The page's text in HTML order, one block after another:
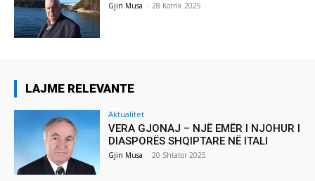
Gjin Musa - 28 Korrik 2025
LAJME RELEVANTE
Aktualitet
VERA GJONAJ – NJË EMËR I NJOHUR I
DIASPORËS SHQIPTARE NË ITALI
Gjin Musa - 20 Shtator 2025